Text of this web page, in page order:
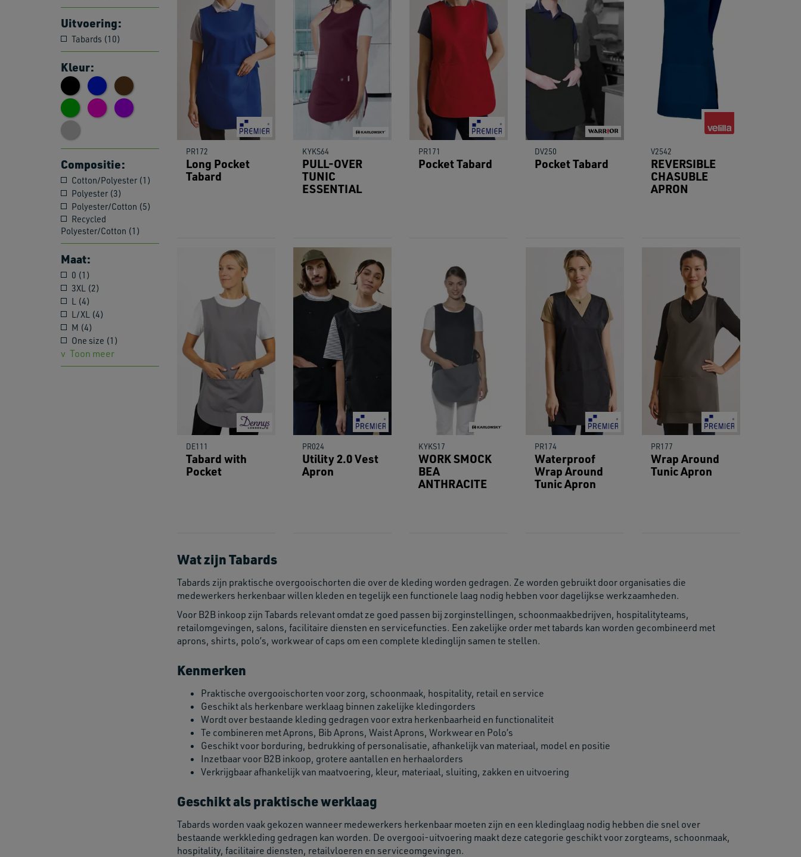
swipe
gestures.
Uitvoering:
Tabards (10)
Kleur:
Compositie:
Cotton/Polyester (1)
Polyester (3)
Polyester/Cotton (5)
Recycled
Polyester/Cotton (1)
Maat:
0 (1)
3XL (2)
L (4)
L/XL (4)
M (4)
One size (1)
Toon meer
PR172
Long Pocket
Tabard
KYKS64
PULL-OVER
TUNIC
ESSENTIAL
PR171
Pocket Tabard
DV250
Pocket Tabard
V2542
REVERSIBLE
CHASUBLE
APRON
DE111
Tabard with
Pocket
PR024
Utility 2.0 Vest
Apron
KYKS17
WORK SMOCK
BEA
ANTHRACITE
PR174
Waterproof
Wrap Around
Tunic Apron
PR177
Wrap Around
Tunic Apron
Wat zijn Tabards
Tabards zijn praktische overgooischorten die over de kleding worden gedragen. Ze worden gebruikt door organisaties die
medewerkers herkenbaar willen kleden en tegelijk een functionele laag nodig hebben voor dagelijkse werkzaamheden.
Voor B2B inkoop zijn Tabards relevant omdat ze goed passen bij zorginstellingen, schoonmaakbedrijven, hospitalityteams,
retailomgevingen, salons, facilitaire diensten en servicefuncties. Een zakelijke order met tabards kan worden gecombineerd met
aprons, shirts, polo’s, workwear of caps om een complete kledinglijn samen te stellen.
Kenmerken
Praktische overgooischorten voor zorg, schoonmaak, hospitality, retail en service
Geschikt als herkenbare werklaag binnen zakelijke kledingorders
Wordt over bestaande kleding gedragen voor extra herkenbaarheid en functionaliteit
Te combineren met Aprons, Bib Aprons, Waist Aprons, Workwear en Polo’s
Geschikt voor borduring, bedrukking of personalisatie, afhankelijk van materiaal, model en positie
Inzetbaar voor B2B inkoop, grotere aantallen en herhaalorders
Verkrijgbaar afhankelijk van maatvoering, kleur, materiaal, sluiting, zakken en uitvoering
Geschikt als praktische werklaag
Tabards worden vaak gekozen wanneer medewerkers herkenbaar moeten zijn en een kledinglaag nodig hebben die snel over
bestaande werkkleding gedragen kan worden. De overgooi-uitvoering maakt deze categorie geschikt voor zorgteams, schoonmaak,
hospitality, facilitaire diensten, retailvloeren en serviceomgevingen.